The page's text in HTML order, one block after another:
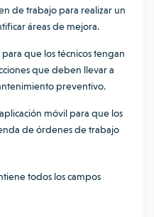
de trabajo para realizar un
áreas de mejora.
que los técnicos tengan
que deben llevar a
preventivo.
móvil para que los
de órdenes de trabajo
todos los campos